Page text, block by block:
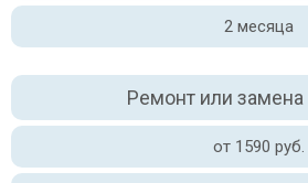
2 месяца
Ремонт или замена
от 1590 руб.